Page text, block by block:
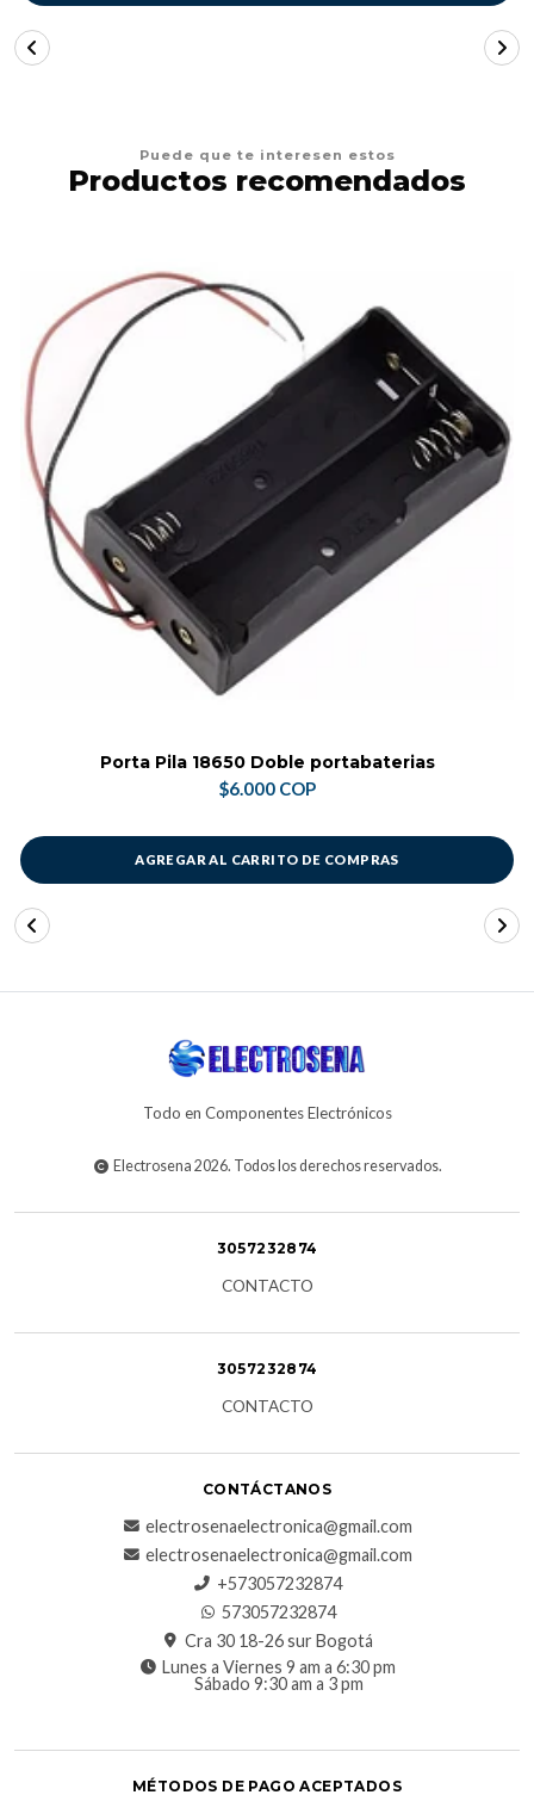
Puede que te interesen estos
Productos recomendados
Porta Pila 18650 Doble portabaterias
$6.000 COP
AGREGAR AL CARRITO DE COMPRAS
Todo en Componentes Electrónicos
Electrosena 2026. Todos los derechos reservados.
3057232874
CONTACTO
3057232874
CONTACTO
CONTÁCTANOS
electrosenaelectronica@gmail.com
electrosenaelectronica@gmail.com
+573057232874
573057232874
Cra 30 18-26 sur Bogotá
Lunes a Viernes 9 am a 6:30 pm
Sábado 9:30 am a 3 pm
MÉTODOS DE PAGO ACEPTADOS